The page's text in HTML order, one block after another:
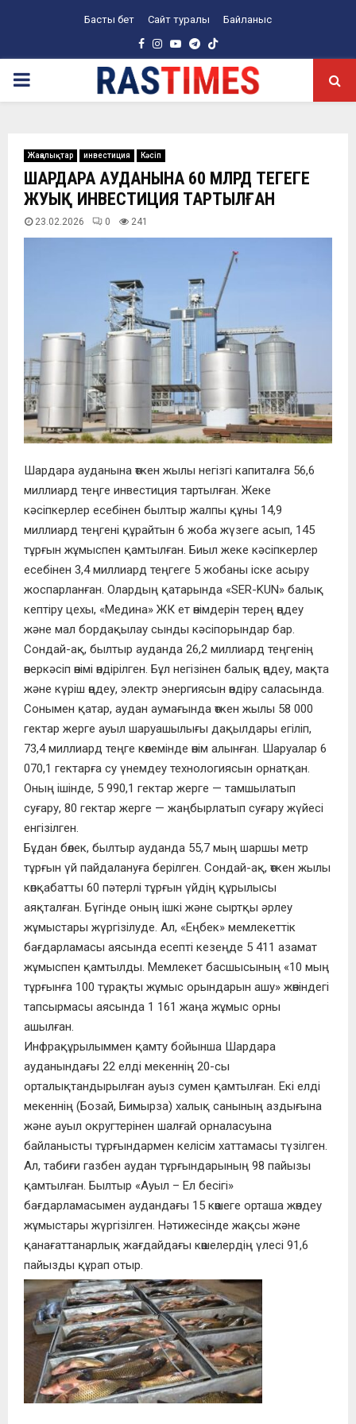
Басты бет Сайт туралы Байланыс
Facebook
Instagram
YoutubeTelegram
PRIMARY
Жаңалықтар инвестиция Кәсіп
ШАРДАРА АУДАНЫНА 60 МЛРД ТЕҢГЕГЕ
ЖУЫҚ ИНВЕСТИЦИЯ ТАРТЫЛҒАН
23.02.2026 0 241
Шардара ауданына өткен жылы негізгі капиталға 56,6
миллиард теңге инвестиция тартылған. Жеке
кәсіпкерлер есебінен былтыр жалпы құны 14,9
миллиард теңгені құрайтын 6 жоба жүзеге асып, 145
тұрғын жұмыспен қамтылған. Биыл жеке кәсіпкерлер
есебінен 3,4 миллиард теңгеге 5 жобаны іске асыру
жоспарланған. Олардың қатарында «SER-KUN» балық
кептіру цехы, «Медина» ЖК ет өнімдерін терең өңдеу
және мал бордақылау сынды кәсіпорындар бар.
Сондай-ақ, былтыр ауданда 26,2 миллиард теңгенің
өнеркәсіп өнімі өндірілген. Бұл негізінен балық өңдеу, мақта
және күріш өңдеу, электр энергиясын өндіру саласында.
Сонымен қатар, аудан аумағында өткен жылы 58 000
гектар жерге ауыл шаруашылығы дақылдары егіліп,
73,4 миллиард теңге көлемінде өнім алынған. Шаруалар 6
070,1 гектарға су үнемдеу технологиясын орнатқан.
Оның ішінде, 5 990,1 гектар жерге — тамшылатып
суғару, 80 гектар жерге — жаңбырлатып суғару жүйесі
енгізілген.
Бұдан бөлек, былтыр ауданда 55,7 мың шаршы метр
тұрғын үй пайдалануға берілген. Сондай-ақ, өткен жылы
көпқабатты 60 пәтерлі тұрғын үйдің құрылысы
аяқталған. Бүгінде оның ішкі және сыртқы әрлеу
жұмыстары жүргізілуде. Ал, «Еңбек» мемлекеттік
бағдарламасы аясында есепті кезеңде 5 411 азамат
жұмыспен қамтылды. Мемлекет басшысының «10 мың
тұрғынға 100 тұрақты жұмыс орындарын ашу» жөніндегі
тапсырмасы аясында 1 161 жаңа жұмыс орны
ашылған.
Инфрақұрылыммен қамту бойынша Шардара
ауданындағы 22 елді мекеннің 20-сы
орталықтандырылған ауыз сумен қамтылған. Екі елді
мекеннің (Бозай, Бимырза) халық санының аздығына
және ауыл округтерінен шалғай орналасуына
байланысты тұрғындармен келісім хаттамасы түзілген.
Ал, табиғи газбен аудан тұрғындарының 98 пайызы
қамтылған. Былтыр «Ауыл – Ел бесігі»
бағдарламасымен аудандағы 15 көшеге орташа жөндеу
жұмыстары жүргізілген. Нәтижесінде жақсы және
қанағаттанарлық жағдайдағы көшелердің үлесі 91,6
пайызды құрап отыр.